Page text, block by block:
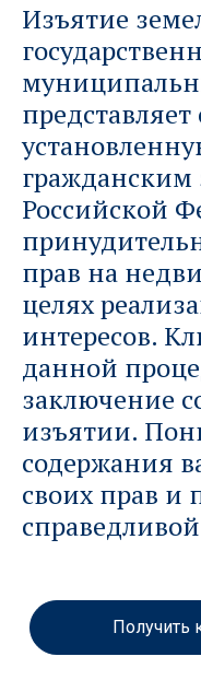
Изъятие
представляет
гражданским
Российской
прав на
целях
интересов.
данной
заключение
изъятии.
содержания
своих прав и
Получить